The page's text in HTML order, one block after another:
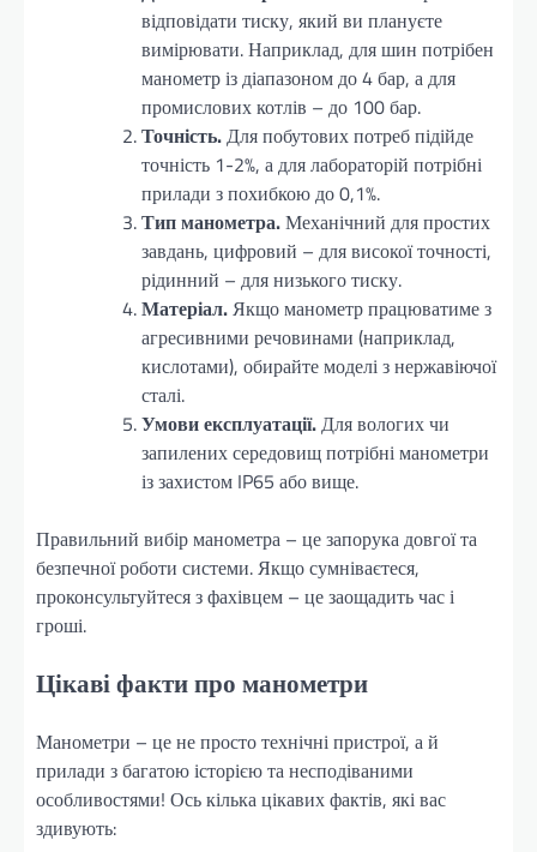
відповідати тиску, який ви плануєте
вимірювати. Наприклад, для шин потрібен
манометр із діапазоном до 4 бар, а для
промислових котлів – до 100 бар.
Точність.Для побутових потреб підійде
точність 1-2%, а для лабораторій потрібні
прилади з похибкою до 0,1%.
Тип манометра.Механічний для простих
завдань, цифровий – для високої точності,
рідинний – для низького тиску.
Матеріал.Якщо манометр працюватиме з
агресивними речовинами (наприклад,
кислотами), обирайте моделі з нержавіючої
сталі.
Умови експлуатації.Для вологих чи
запилених середовищ потрібні манометри
із захистом IP65 або вище.
Правильний вибір манометра – це запорука довгої та
безпечної роботи системи. Якщо сумніваєтеся,
проконсультуйтеся з фахівцем – це заощадить час і
гроші.
Цікаві факти про манометри
Манометри – це не просто технічні пристрої, а й
прилади з багатою історією та несподіваними
особливостями! Ось кілька цікавих фактів, які вас
здивують: